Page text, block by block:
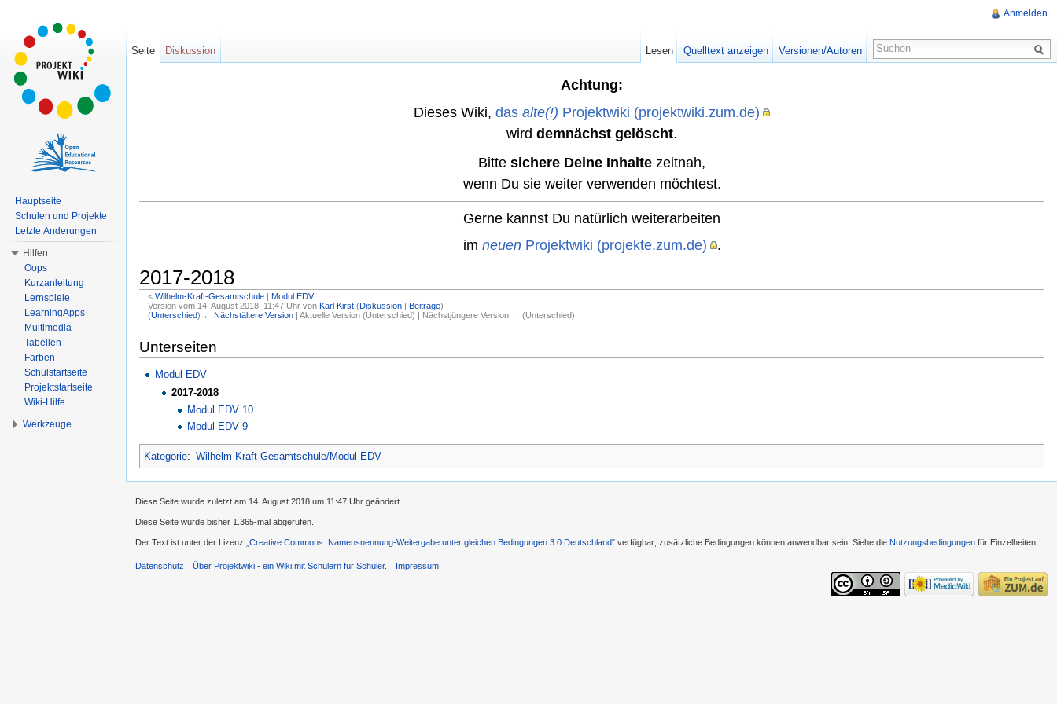
Achtung:
Dieses Wiki, das alte(!) Projektwiki (projektwiki.zum.de)
wird demnächst gelöscht.
Bitte sichere Deine Inhalte zeitnah,
wenn Du sie weiter verwenden möchtest.
Gerne kannst Du natürlich weiterarbeiten
im neuenProjektwiki (projekte.zum.de) .
2017-2018
< Wilhelm-Kraft-Gesamtschule‎ |
Modul EDV
Version vom 14. August 2018, 11:47 Uhr von Karl Kirst (Diskussion| Beiträge)
(Unterschied) ← Nächstältere Version| Aktuelle Version (Unterschied) | Nächstjüngere Version → (Unterschied)
Unterseiten
Modul EDV
2017-2018
Modul EDV 10
Modul EDV 9
Kategorie: Wilhelm-Kraft-Gesamtschule/Modul EDV
Anmelden
Seite Diskussion Lesen Quelltext anzeigen Versionen/Autoren
Hauptseite
Schulen und Projekte
Letzte Änderungen
Hilfen
Oops
Kurzanleitung
Lernspiele
LearningApps
Multimedia
Tabellen
Farben
Schulstartseite
Projektstartseite
Wiki-Hilfe
Werkzeuge
Diese Seite wurde zuletzt am 14. August 2018 um 11:47 Uhr geändert.
Diese Seite wurde bisher 1.365-mal abgerufen.
Der Text ist unter der Lizenz „Creative Commons: Namensnennung-Weitergabe unter gleichen Bedingungen 3.0 Deutschland" verfügbar; zusätzliche Bedingungen können anwendbar sein. Siehe die Nutzungsbedingungen für Einzelheiten.
Datenschutz Über Projektwiki - ein Wiki mit Schülern für Schüler. Impressum